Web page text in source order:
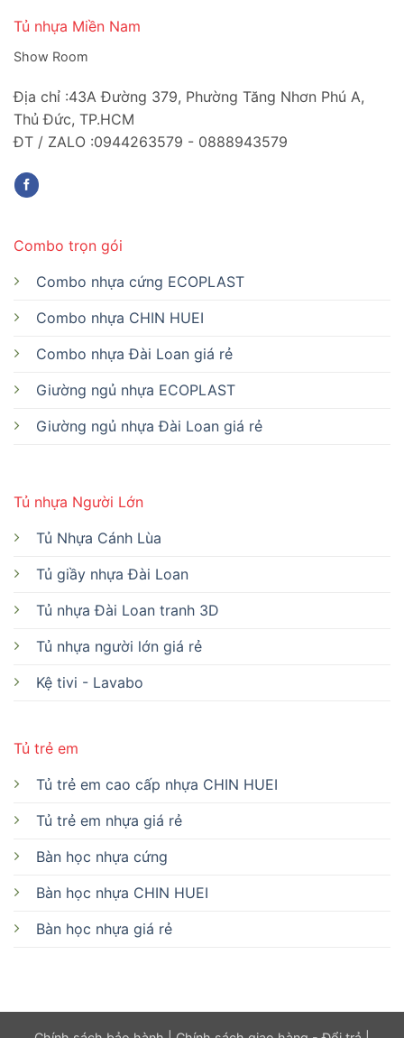
Tủ nhựa Miền Nam
Show Room
Địa chỉ :43A Đường 379, Phường Tăng Nhơn Phú A,
Thủ Đức, TP.HCM
ĐT / ZALO :0944263579 - 0888943579
Tủ nhựa Người Lớn
Tủ Nhựa Cánh Lùa
Tủ giầy nhựa Đài Loan
Tủ nhựa Đài Loan tranh 3D
Tủ nhựa người lớn giá rẻ
Kệ tivi - Lavabo
Tủ trẻ em
Tủ trẻ em cao cấp nhựa CHIN HUEI
Tủ trẻ em nhựa giá rẻ
Bàn học nhựa cứng
Bàn học nhựa CHIN HUEI
Bàn học nhựa giá rẻ
Combo trọn gói
Combo nhựa cứng ECOPLAST
Combo nhựa CHIN HUEI
Combo nhựa Đài Loan giá rẻ
Giường ngủ nhựa ECOPLAST
Giường ngủ nhựa Đài Loan giá rẻ